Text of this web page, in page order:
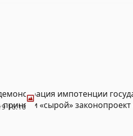
16:16
Фото
импотенции
приняли «сырой»